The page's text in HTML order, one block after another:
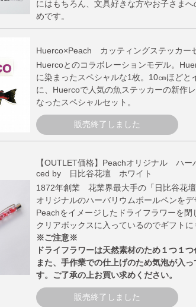
にはもちろん、文具好きな方やお子さま
めです。
Huerco×Peach カッティングステッカー
Huercoとのコラボレーションモデル。
に染まったスペシャルな1枚。10㎝ほどと
に、Huercoで人気の魚ステッカーの新作
なったスペシャルセット。
販売終了しました
【OUTLET価格】Peachオリジナル ハー
ced by 日比谷花壇 ホワイト
1872年創業 花業界最大手の「日比谷花
オリジナルのハーバリウムボールペンをデ
Peachをイメージしたドライフラワーを閉
クリアボックスに入っているのでギフトに
※ご注意※
ドライフラワーは天然素材のため１つ１つ
また、手作業での仕上げのため気泡が入
す。ご了承の上お買い求めください。
販売終了しました